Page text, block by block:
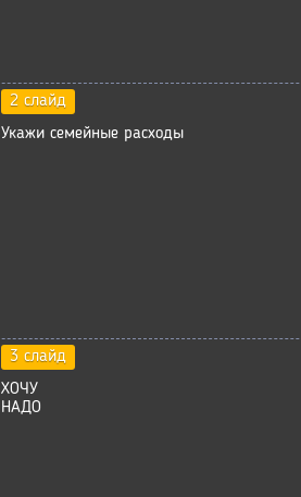
2 слайд
Укажи семейные расходы
3 слайд
ХОЧУ
НАДО